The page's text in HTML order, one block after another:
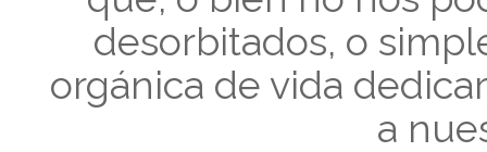
desorbitados, o
orgánica de vida
a